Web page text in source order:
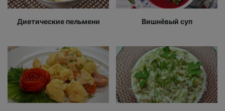
Диетические пельмени Вишнёвый суп